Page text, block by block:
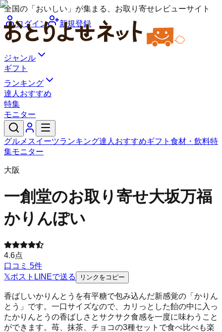
全国の「おいしい」が集まる、お取り寄せレビューサイト
ログイン
新規登録
ジャンル
ギフト
ランキング
達人おすすめ
特集
モニター
グルメ スイーツランキング達人おすすめギフト 食材・飲料特
集モニター
大阪
一創堂のお取り寄せ大坂万福
かりんぽい
4.6点
口コミ 5件
𝕏ポスト LINEで送る リンクをコピー
香ばしいかりんとうを有平糖で包み込んだ新感覚の「かりん
とう」です。一口サイズなので、カリっとした飴の中に入っ
たかりんとうの香ばしさとサクサク食感を一度に味わうこと
ができます。苺、抹茶、チョコの3種セットで食べ比べも楽